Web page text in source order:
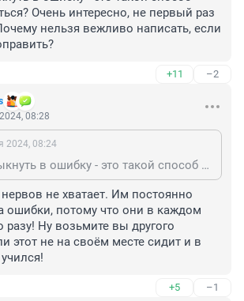
Очень интересно, не первый раз
нельзя вежливо написать, если
+11 –2
08:28
2024, 08:24
Хамовато тыкнуть в ошибку - это такой способ самоутвердиться? Очень интересно, не первый раз вижу такое. Почему нельзя вежливо написать, если уж хочется поправить?
нервов не хватает. Им постоянно
ошибки, потому что они в каждом
разу! Ну возьмите вы другого
этот не на своём месте сидит и в
+5 –1